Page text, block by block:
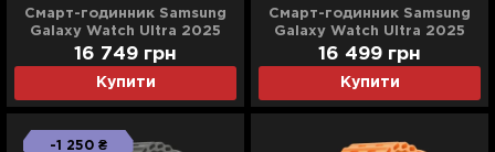
Смарт-годинник Samsung
Galaxy Watch Ultra 2025
(Titanium Blue) (Standard)
Купити
16 749 грн
Смарт-годинник Samsung
Galaxy Watch Ultra 2025
(Titanium Gray) (Standard)
Купити
16 499 грн
-1 250 ₴